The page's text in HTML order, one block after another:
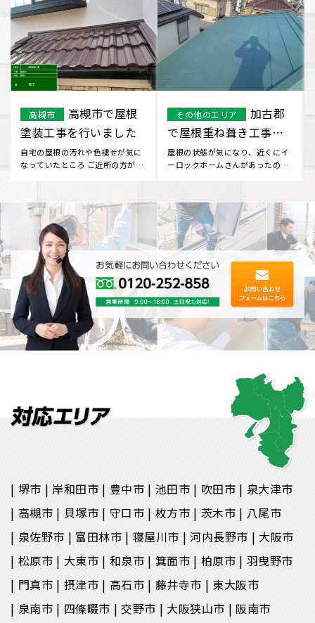
その他のエリア
宇治市
で屋根葺き替え工事を
行いました
ホームページを見つけてお問い合
わせしました。 工事について不安
堺市
堺市堺区 O様
邸 屋根重ね葺き工事に
なります！
屋根の状態が気になり、近くにイ
ーロックホームさんがあったので
堺市 岸和田市 豊中市 池田市 吹田市
泉大津市
高槻市
貝塚市 守口市 枚方市 茨木市
八尾市
泉佐野市
富田林市 寝屋川市 河内長野市
大阪市
松原市
大東市 和泉市 箕面市 柏原市
羽曳野市
門真市
摂津市 高石市 藤井寺市
東大阪市
泉南市
四條畷市 交野市 大阪狭山市
阪南市